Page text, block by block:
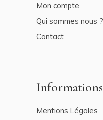
Mon compte
Qui sommes nous ?
Contact
Informations
Mentions Légales